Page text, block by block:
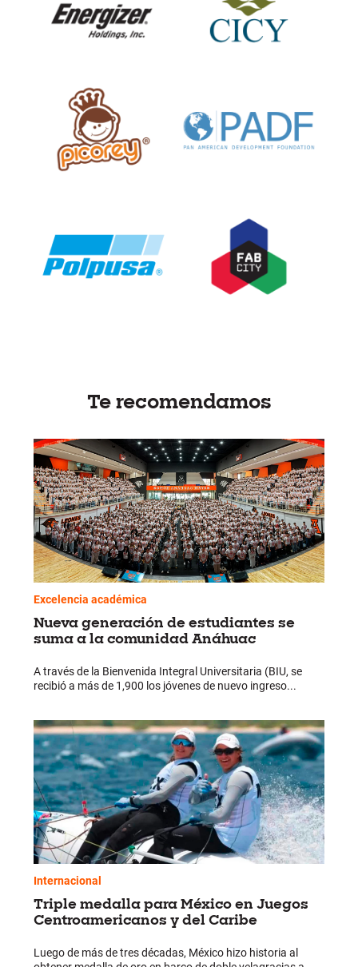
Te recomendamos
Excelencia académica
Nueva generación de estudiantes se
suma a la comunidad Anáhuac
A través de la Bienvenida Integral Universitaria (BIU, se
recibió a más de 1,900 los jóvenes de nuevo ingreso...
Internacional
Triple medalla para México en Juegos
Centroamericanos y del Caribe
Luego de más de tres décadas, México hizo historia al